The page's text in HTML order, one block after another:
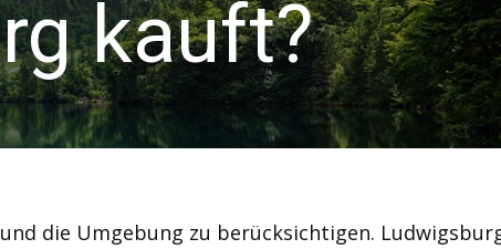
kauft?
die Umgebung zu berücksichtigen.